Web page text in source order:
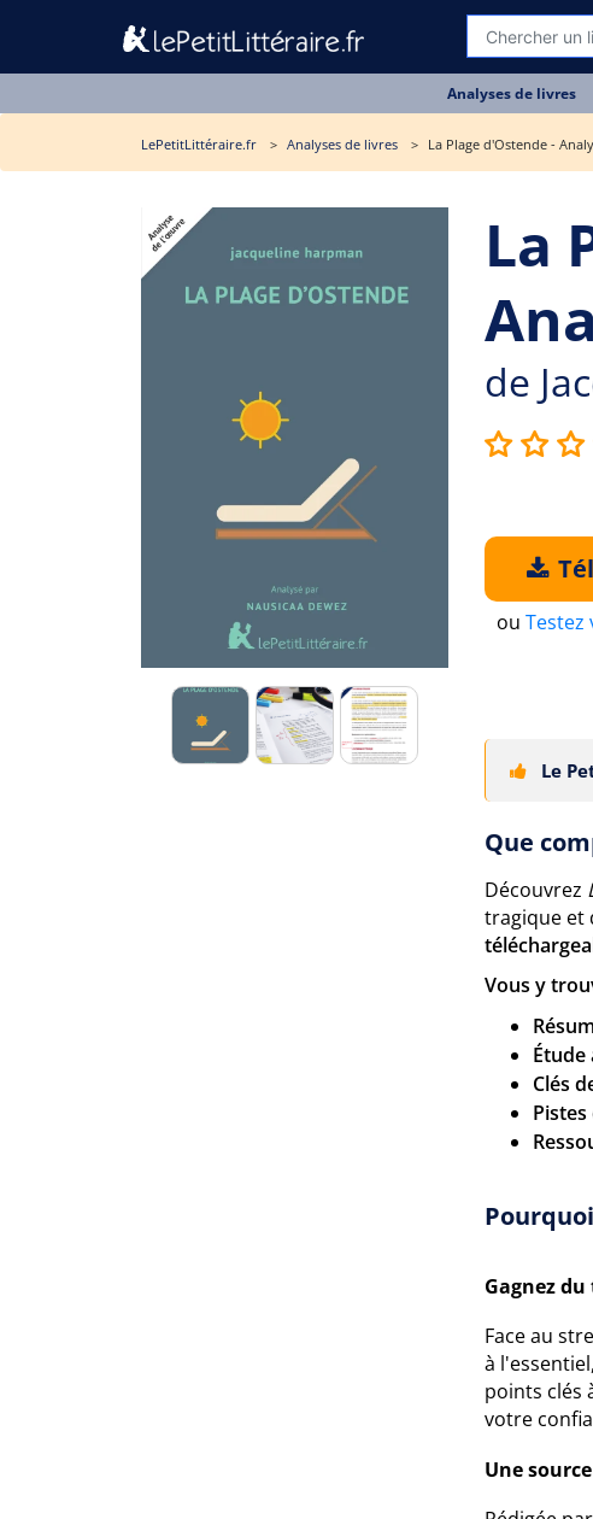
Analyses de livres
LePetitLittéraire.fr Analyses de livres La Plage d'Ostende -
La
de
ou Testez
Le
Que
Découvrez
tragique et
Vous y
Clés
Gagnez
Face au
à
points clés
votre
Une